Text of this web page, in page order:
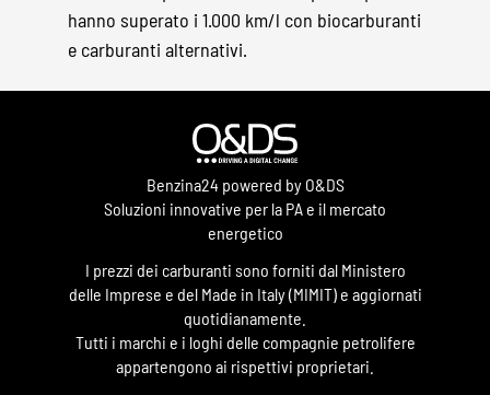
hanno superato i 1.000 km/l con biocarburanti
e carburanti alternativi.
Benzina24 powered by O&DS
Soluzioni innovative per la PA e il mercato
energetico
I prezzi dei carburanti sono forniti dal Ministero
delle Imprese e del Made in Italy (MIMIT) e aggiornati
quotidianamente.
Tutti i marchi e i loghi delle compagnie petrolifere
appartengono ai rispettivi proprietari.